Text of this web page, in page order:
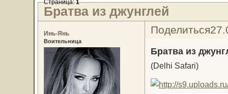
Бpaтва из джyнглей
Страница:1
Поделиться
Инь-Янь
Воительница
Бpaтва из
(Delhi Safari)